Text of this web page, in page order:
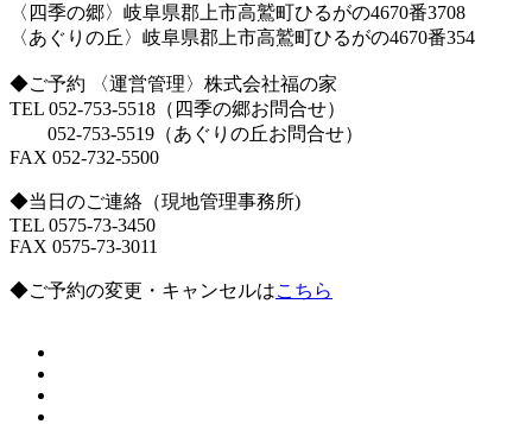
〈四季の郷〉岐阜県郡上市高鷲町ひるがの4670番3708
〈あぐりの丘〉岐阜県郡上市高鷲町ひるがの4670番354
◆ご予約 〈運営管理〉株式会社福の家
TEL 052-753-5518（四季の郷お問合せ）
052-753-5519（あぐりの丘お問合せ）
FAX 052-732-5500
◆当日のご連絡（現地管理事務所)
TEL 0575-73-3450
FAX 0575-73-3011
◆ご予約の変更・キャンセルはこちら